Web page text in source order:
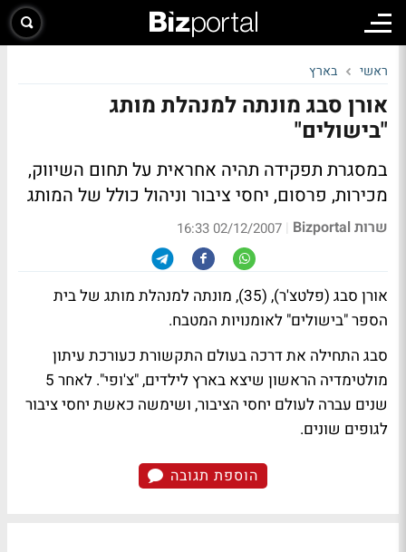
ראשי בארץ
אורן סבג מונתה למנהלת מותג
"בישולים"
במסגרת תפקידה תהיה אחראית על תחום השיווק,
מכירות, פרסום, יחסי ציבור וניהול כולל של המותג
שרות Bizportal |
02/12/2007 16:33
אורן סבג (פלטצ'ר), (35), מונתה למנהלת מותג של בית
הספר "בישולים" לאומנויות המטבח.
סבג התחילה את דרכה בעולם התקשורת כעורכת עיתון
מולטימדיה הראשון שיצא בארץ לילדים, "צ'ופי". לאחר 5
שנים עברה לעולם יחסי הציבור, ושימשה כאשת יחסי ציבור
לגופים שונים.
הוספת תגובה